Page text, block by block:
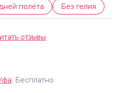
полёта Без гелия
: Бесплатно
отзывы